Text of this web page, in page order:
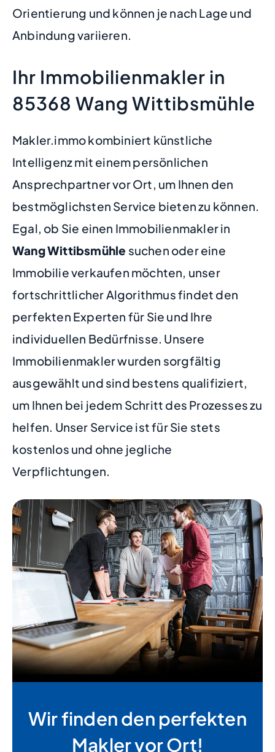
Orientierung und können je nach Lage und
Anbindung variieren.
Ihr Immobilienmakler in
85368 Wang Wittibsmühle
Makler.immo kombiniert künstliche
Intelligenz mit einem persönlichen
Ansprechpartner vor Ort, um Ihnen den
bestmöglichsten Service bieten zu können.
Egal, ob Sie einen Immobilienmakler in
Wang Wittibsmühle suchen oder eine
Immobilie verkaufen möchten, unser
fortschrittlicher Algorithmus findet den
perfekten Experten für Sie und Ihre
individuellen Bedürfnisse. Unsere
Immobilienmakler wurden sorgfältig
ausgewählt und sind bestens qualifiziert,
um Ihnen bei jedem Schritt des Prozesses zu
helfen. Unser Service ist für Sie stets
kostenlos und ohne jegliche
Verpflichtungen.
Wir finden den perfekten
Makler vor Ort!